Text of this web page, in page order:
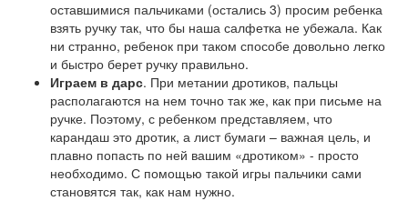
оставшимися пальчиками (остались 3) просим ребенка
взять ручку так, что бы наша салфетка не убежала. Как
ни странно, ребенок при таком способе довольно легко
и быстро берет ручку правильно.
Играем в дарс. При метании дротиков, пальцы
располагаются на нем точно так же, как при письме на
ручке. Поэтому, с ребенком представляем, что
карандаш это дротик, а лист бумаги – важная цель, и
плавно попасть по ней вашим «дротиком» - просто
необходимо. С помощью такой игры пальчики сами
становятся так, как нам нужно.